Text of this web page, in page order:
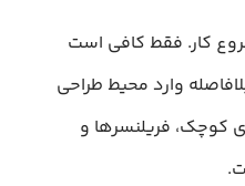
کار. فقط کافی است
وارد محیط طراحی
کوچک، فریلنسرها و